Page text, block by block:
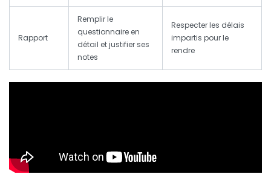
Rapport
Remplir le
questionnaire en
détail et justifier ses
notes
Respecter les délais
impartis pour le
rendre